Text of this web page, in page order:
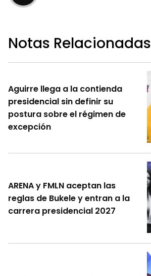
Notas Relacionadas
Aguirre llega a la contienda
presidencial sin definir su
postura sobre el régimen de
excepción
ARENA y FMLN aceptan las
reglas de Bukele y entran a la
carrera presidencial 2027